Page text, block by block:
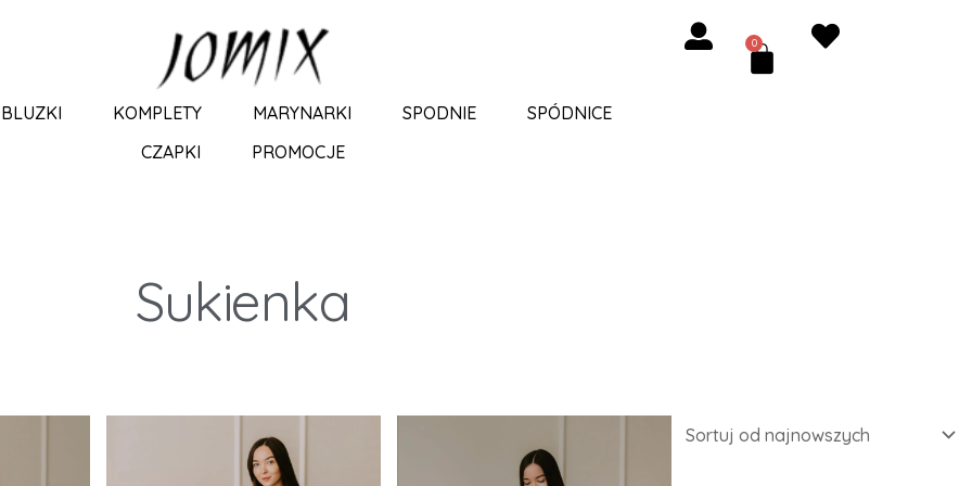
BLUZKI KOMPLETY MARYNARKI SPODNIE
SPÓDNICE
CZAPKI
PROMOCJE
0
Cart
Sukienka